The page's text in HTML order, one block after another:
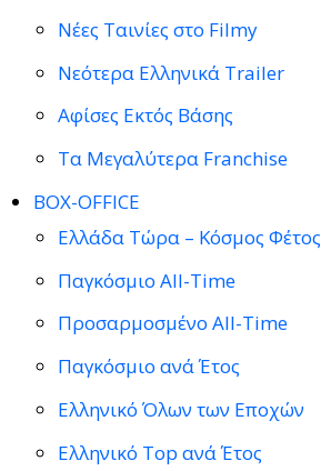
Νέες Ταινίες στο Filmy
Νεότερα Ελληνικά Trailer
Αφίσες Εκτός Βάσης
Τα Μεγαλύτερα Franchise
BOX-OFFICE
Ελλάδα Τώρα – Κόσμος Φέτος
Παγκόσμιο All-Time
Προσαρμοσμένο All-Time
Παγκόσμιο ανά Έτος
Ελληνικό Όλων των Εποχών
Ελληνικό Top ανά Έτος